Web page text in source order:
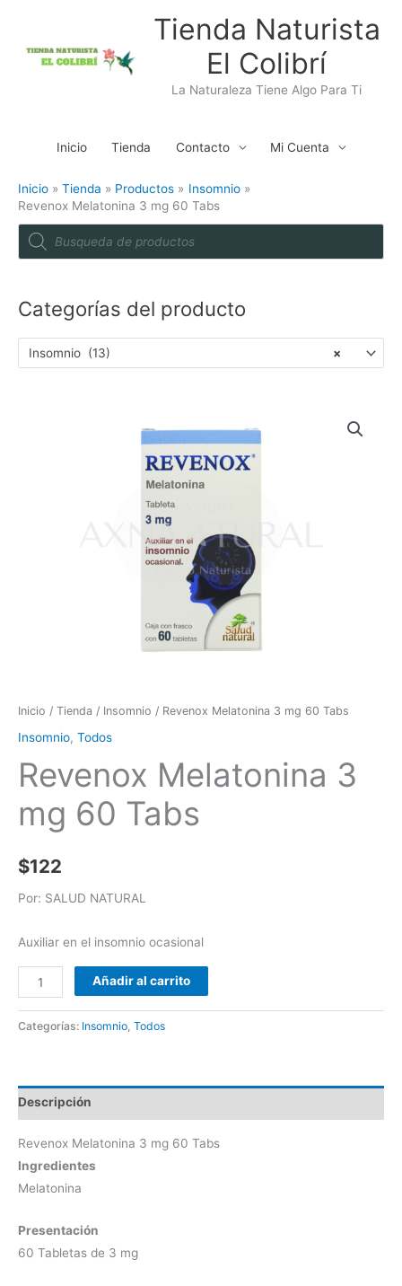
contenido
Tienda Naturista
El Colibrí
La Naturaleza Tiene Algo Para Ti
Inicio Tienda Contacto Mi Cuenta
Inicio Tienda Productos
Insomnio
Revenox Melatonina 3 mg 60 Tabs
P
d
s
c
Categorías del producto
×
Insomnio (13)
Inicio / Tienda / Insomnio / Revenox Melatonina 3 mg 60 Tabs
Insomnio, Todos
Revenox Melatonina 3
mg 60 Tabs
$122
Por: SALUD NATURAL
Auxiliar en el insomnio ocasional
Añadir al carrito
Categorías: Insomnio Todos
Descripción
Revenox Melatonina 3 mg 60 Tabs
Ingredientes
Melatonina
Presentación
60 Tabletas de 3 mg